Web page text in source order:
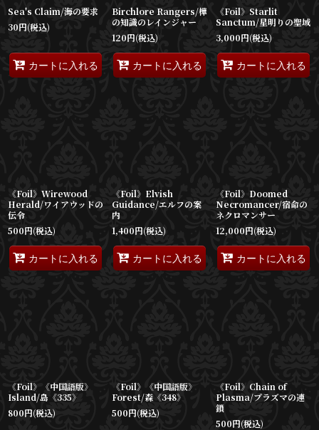
Sea's Claim/海の要求
30円(税込)
カートに入れる
Birchlore Rangers/樺
の知識のレインジャー
120円(税込)
カートに入れる
《Foil》Starlit
Sanctum/星明りの聖域
3,000円(税込)
カートに入れる
《Foil》Wirewood
Herald/ワイアウッドの
伝令
500円(税込)
カートに入れる
《Foil》Elvish
Guidance/エルフの案
内
1,400円(税込)
カートに入れる
《Foil》Doomed
Necromancer/宿命の
ネクロマンサー
12,000円(税込)
カートに入れる
《Foil》《中国語版》
Island/島《335》
800円(税込)
《Foil》《中国語版》
Forest/森《348》
500円(税込)
《Foil》Chain of
Plasma/プラズマの連
鎖
500円(税込)